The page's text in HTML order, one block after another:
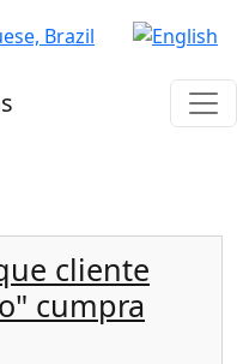
cliente
cumpra